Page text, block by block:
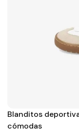
Blanditos
cómodas